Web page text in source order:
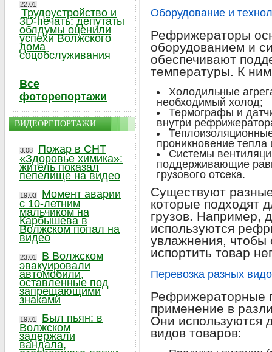
Оборудование и
Рефрижераторы
оборудованием и
обеспечивают
температуры. К
Холодильные
необходимый холод;
Термографы и
внутри
проникновение тепла
Системы
поддерживающие
грузового отсека.
Существуют
которые подходят
грузов. Например,
используются
увлажнения, чтобы
испортить товар
Перевозка разных
Рефрижераторные
применение в
Они используются
видов товаров:
22.01
Трудоустройство и
3D-печать: депутаты
облдумы оценили
успехи Волжского
дома
соцобслуживания
Все
фоторепортажи
ВИДЕОРЕПОРТАЖИ
3.08
Пожар в СНТ
«Здоровье химика»:
житель показал
пепелище на видео
19.03
Момент аварии
с 10-летним
мальчиком на
Карбышева в
Волжском попал на
видео
23.01
В Волжском
эвакуировали
автомобили,
оставленные под
запрещающими
знаками
19.01
Был пьян: в
Волжском
задержали
вандала,